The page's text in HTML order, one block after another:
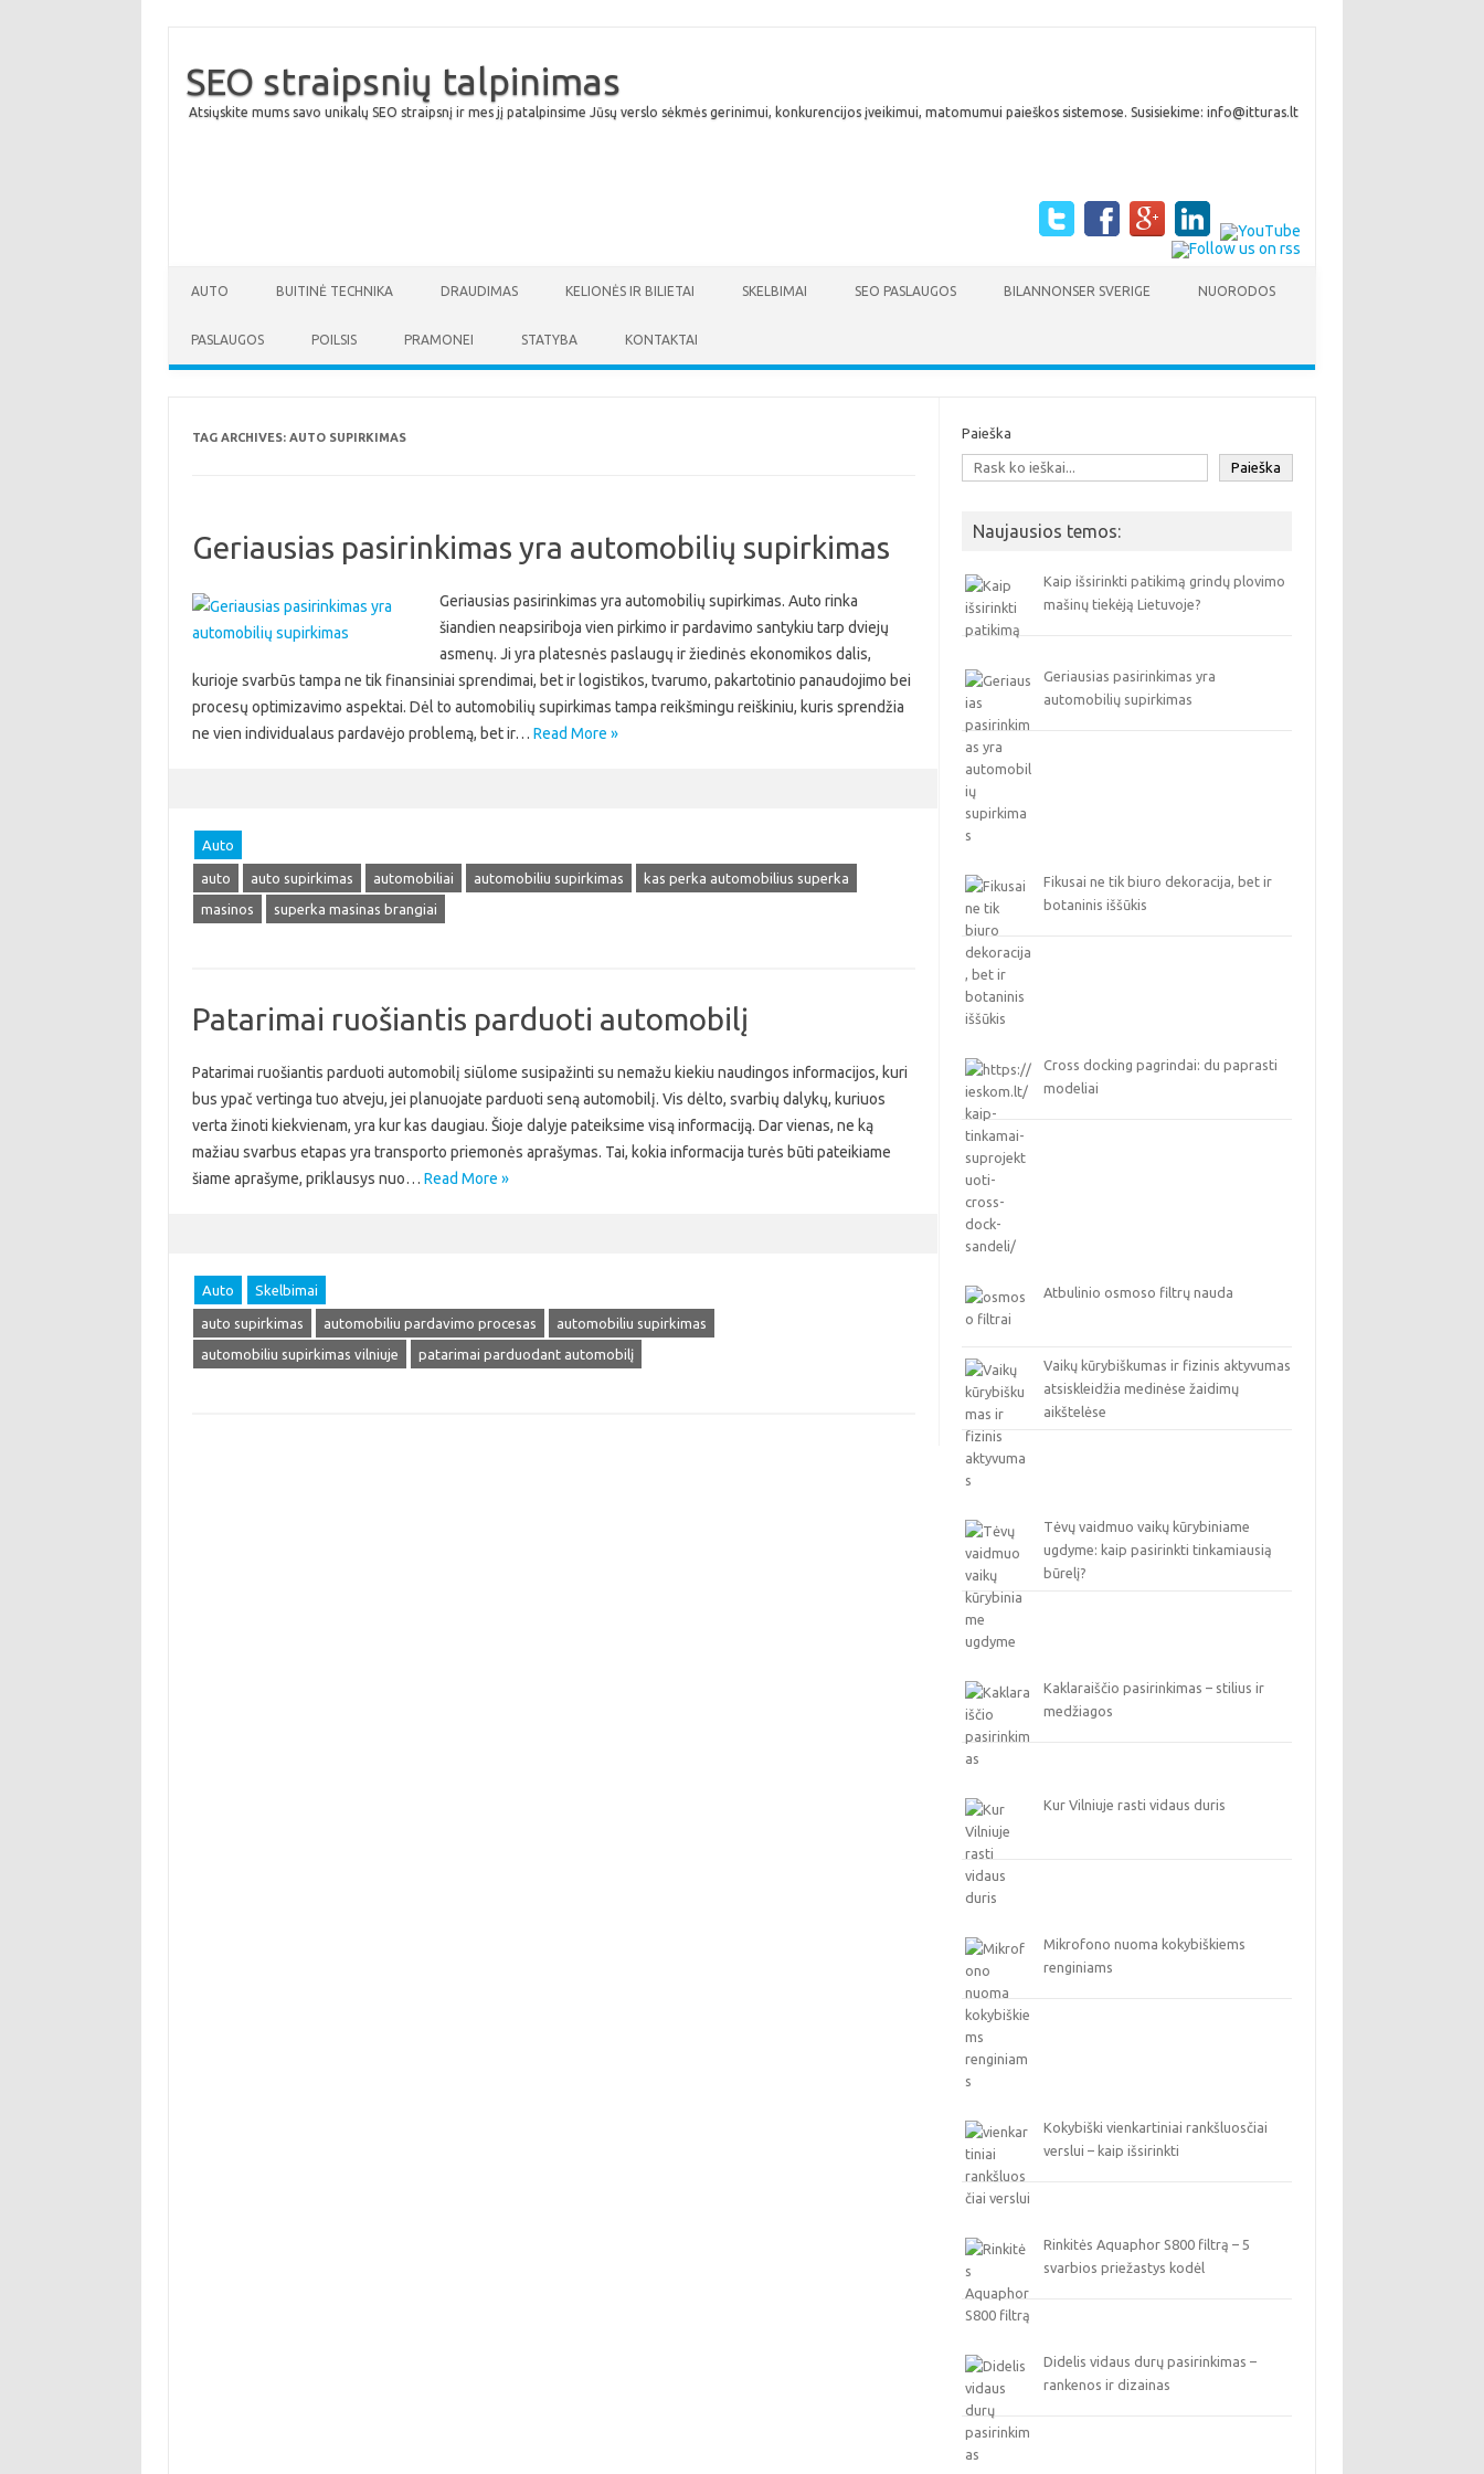
SEO straipsnių talpinimas
Atsiųskite mums savo unikalų SEO straipsnį ir mes jį patalpinsime Jūsų verslo sėkmės gerinimui, konkurencijos įveikimui, matomumui paieškos sistemose. Susisiekime: info@itturas.lt
AUTO BUITINĖ TECHNIKA DRAUDIMAS KELIONĖS IR BILIETAI SKELBIMAI SEO PASLAUGOS BILANNONSER SVERIGE NUORODOS
PASLAUGOS POILSIS PRAMONEI STATYBA KONTAKTAI
TAG ARCHIVES: AUTO SUPIRKIMAS
Geriausias pasirinkimas yra automobilių supirkimas
Geriausias pasirinkimas yra automobilių supirkimas. Auto rinka
šiandien neapsiriboja vien pirkimo ir pardavimo santykiu tarp dviejų
asmenų. Ji yra platesnės paslaugų ir žiedinės ekonomikos dalis,
kurioje svarbūs tampa ne tik finansiniai sprendimai, bet ir logistikos, tvarumo, pakartotinio panaudojimo bei
procesų optimizavimo aspektai. Dėl to automobilių supirkimas tampa reikšmingu reiškiniu, kuris sprendžia
ne vien individualaus pardavėjo problemą, bet ir… Read More »
Auto
auto auto supirkimas automobiliai automobiliu supirkimas
kas perka automobilius superka
masinos
superka masinas brangiai
Patarimai ruošiantis parduoti automobilį
Patarimai ruošiantis parduoti automobilį siūlome susipažinti su nemažu kiekiu naudingos informacijos, kuri
bus ypač vertinga tuo atveju, jei planuojate parduoti seną automobilį. Vis dėlto, svarbių dalykų, kuriuos
verta žinoti kiekvienam, yra kur kas daugiau. Šioje dalyje pateiksime visą informaciją. Dar vienas, ne ką
mažiau svarbus etapas yra transporto priemonės aprašymas. Tai, kokia informacija turės būti pateikiame
šiame aprašyme, priklausys nuo… Read More »
Auto Skelbimai
auto supirkimas automobiliu pardavimo procesas
automobiliu supirkimas
automobiliu supirkimas vilniuje
patarimai parduodant automobilį
Paieška
Paieška
Naujausios temos:
Kaip išsirinkti patikimą grindų plovimo
mašinų tiekėją Lietuvoje?
Geriausias pasirinkimas yra
automobilių supirkimas
Fikusai ne tik biuro dekoracija, bet ir
botaninis iššūkis
Cross docking pagrindai: du paprasti
modeliai
Atbulinio osmoso filtrų nauda
Vaikų kūrybiškumas ir fizinis aktyvumas
atsiskleidžia medinėse žaidimų
aikštelėse
Tėvų vaidmuo vaikų kūrybiniame
ugdyme: kaip pasirinkti tinkamiausią
būrelį?
Kaklaraiščio pasirinkimas – stilius ir
medžiagos
Kur Vilniuje rasti vidaus duris
Mikrofono nuoma kokybiškiems
renginiams
Kokybiški vienkartiniai rankšluosčiai
verslui – kaip išsirinkti
Rinkitės Aquaphor S800 filtrą – 5
svarbios priežastys kodėl
Didelis vidaus durų pasirinkimas –
rankenos ir dizainas